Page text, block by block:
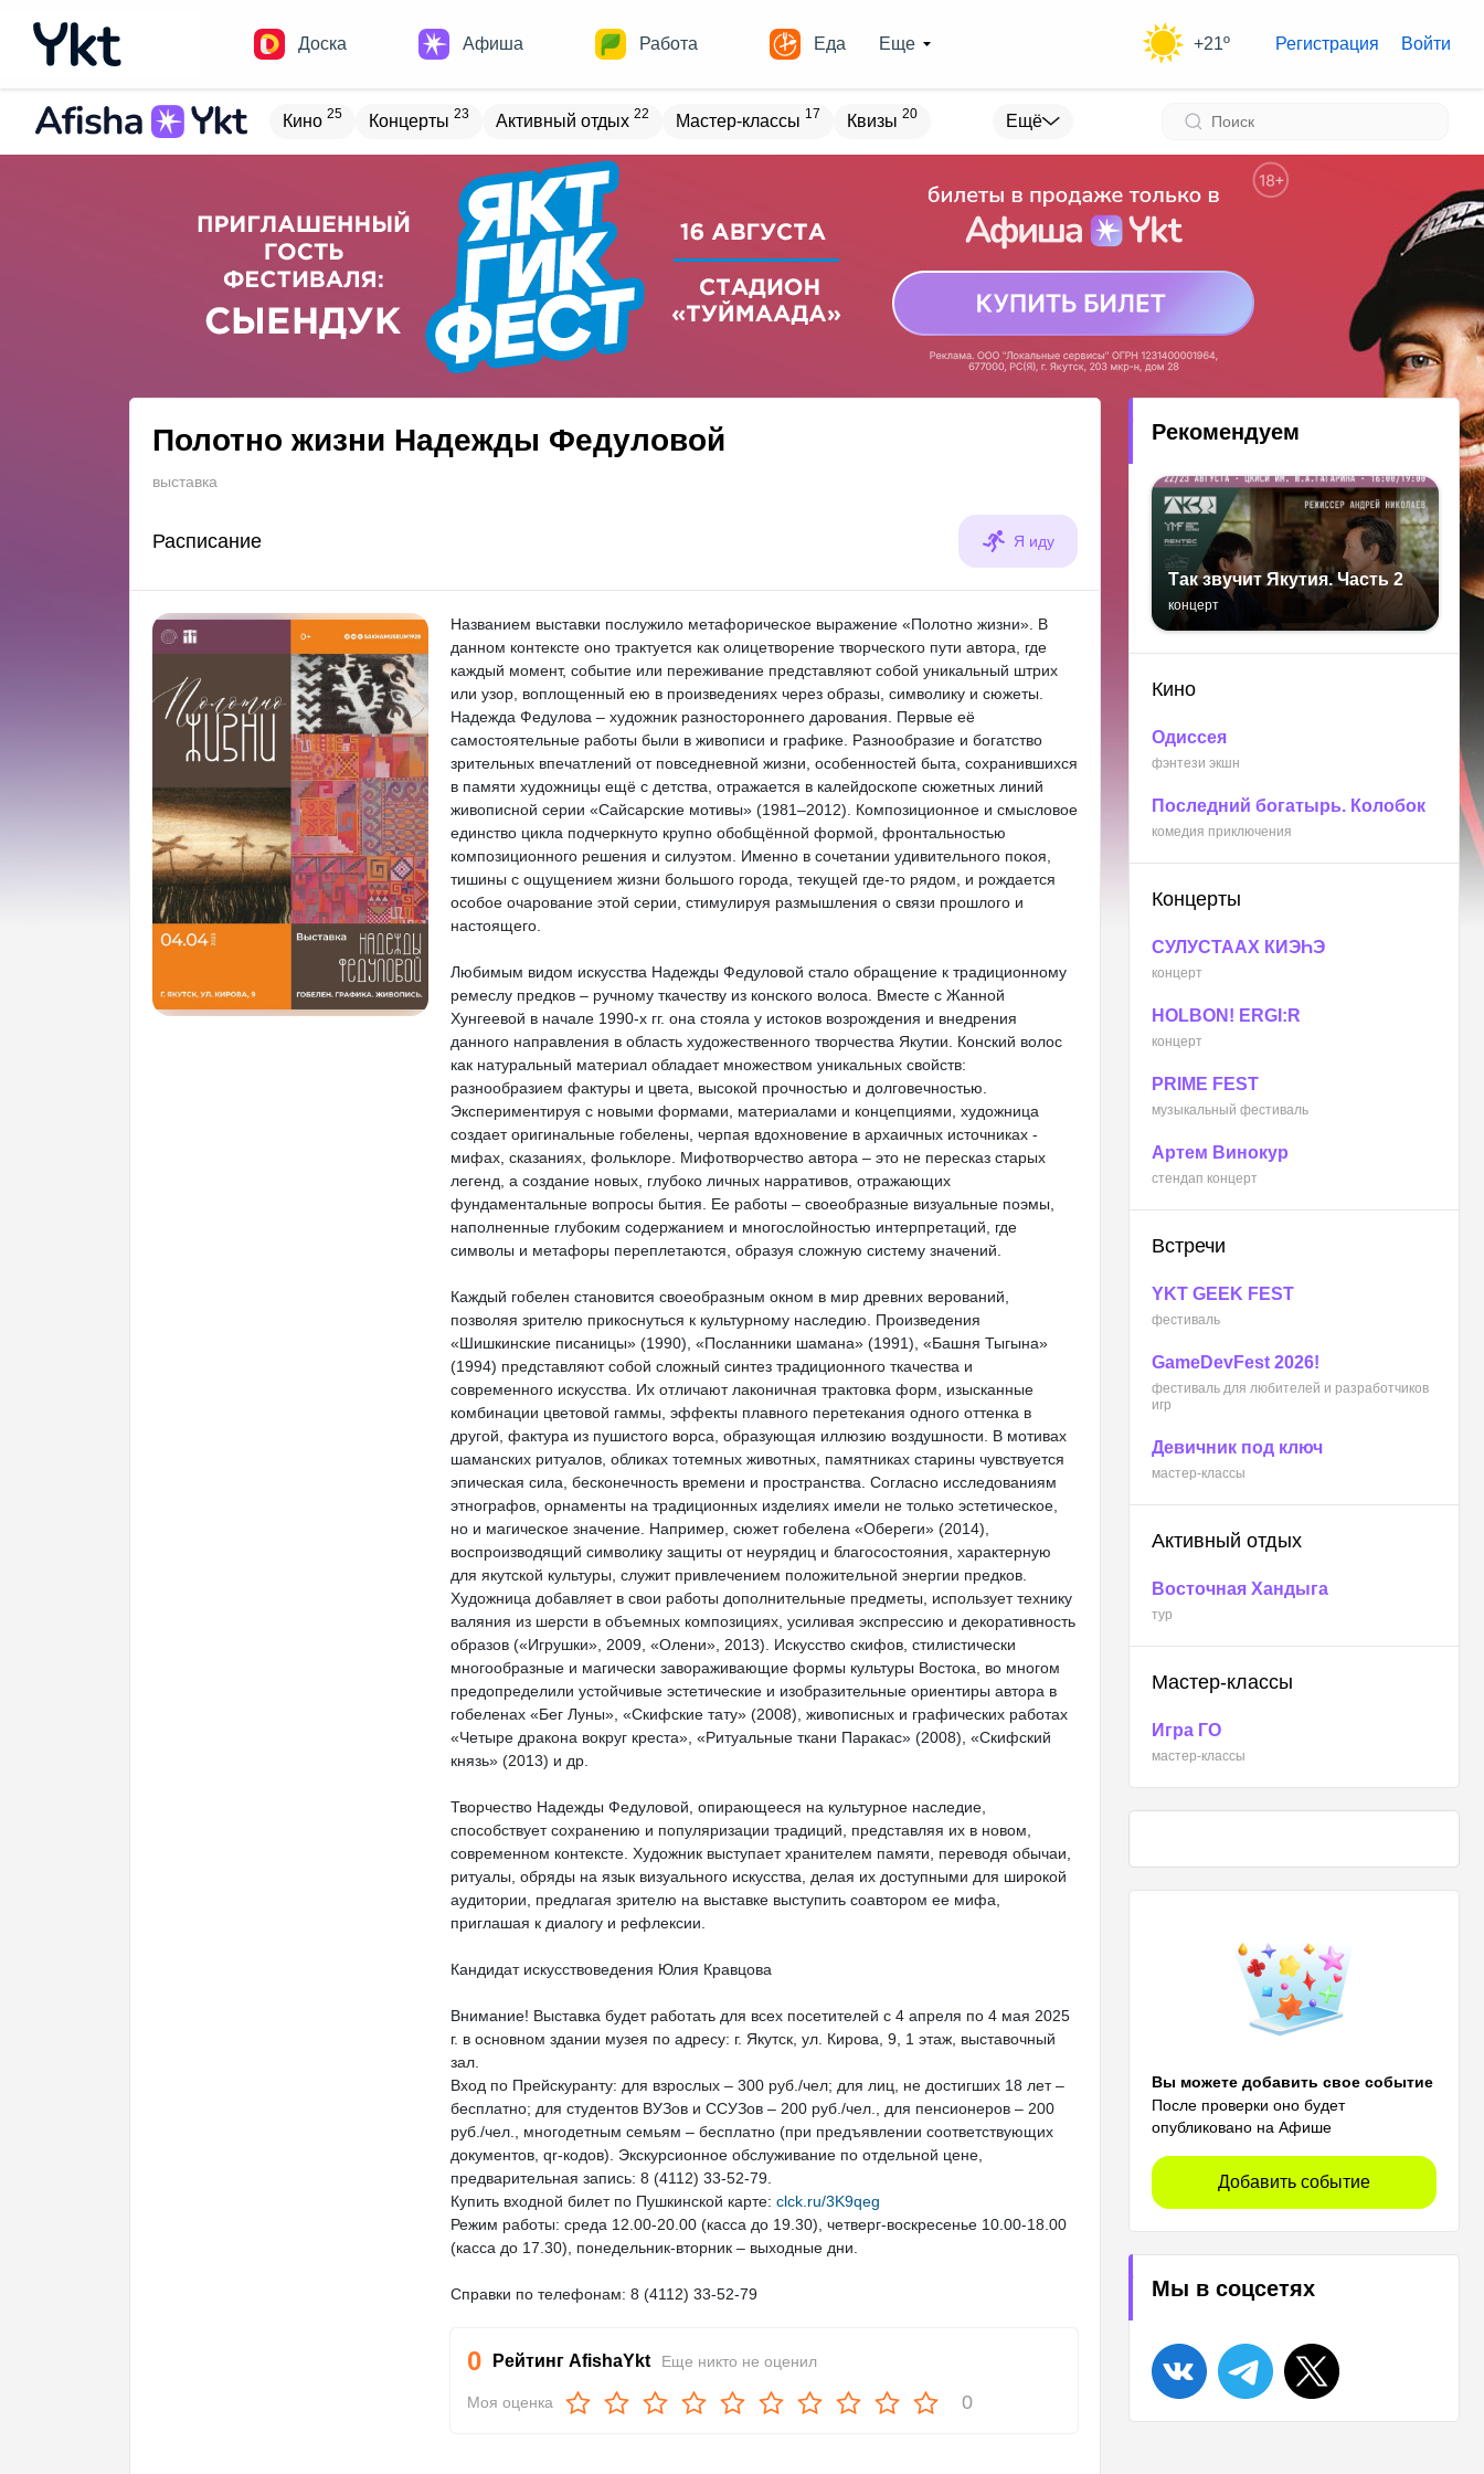
Доска Афиша Работа Еда
Домики Новостройки Места
Еще +21º Регистрация Войти
Кино 25 Концерты 23 Активный отдых 22 Мастер-классы 17 Квизы 20
Встречи Детям Вечеринки Спорт Выставки Театры
Обучение 4 Квесты 8 Зарубежное
Ещё
Полотно жизни Надежды Федуловой
выставка
Расписание Я иду
Названием выставки послужило метафорическое выражение «Полотно жизни». В
данном контексте оно трактуется как олицетворение творческого пути автора, где
каждый момент, событие или переживание представляют собой уникальный штрих
или узор, воплощенный ею в произведениях через образы, символику и сюжеты.
Надежда Федулова – художник разностороннего дарования. Первые её
самостоятельные работы были в живописи и графике. Разнообразие и богатство
зрительных впечатлений от повседневной жизни, особенностей быта, сохранившихся
в памяти художницы ещё с детства, отражается в калейдоскопе сюжетных линий
живописной серии «Сайсарские мотивы» (1981–2012). Композиционное и смысловое
единство цикла подчеркнуто крупно обобщённой формой, фронтальностью
композиционного решения и силуэтом. Именно в сочетании удивительного покоя,
тишины с ощущением жизни большого города, текущей где-то рядом, и рождается
особое очарование этой серии, стимулируя размышления о связи прошлого и
настоящего.
Любимым видом искусства Надежды Федуловой стало обращение к традиционному
ремеслу предков – ручному ткачеству из конского волоса. Вместе с Жанной
Хунгеевой в начале 1990-х гг. она стояла у истоков возрождения и внедрения
данного направления в область художественного творчества Якутии. Конский волос
как натуральный материал обладает множеством уникальных свойств:
разнообразием фактуры и цвета, высокой прочностью и долговечностью.
Экспериментируя с новыми формами, материалами и концепциями, художница
создает оригинальные гобелены, черпая вдохновение в архаичных источниках -
мифах, сказаниях, фольклоре. Мифотворчество автора – это не пересказ старых
легенд, а создание новых, глубоко личных нарративов, отражающих
фундаментальные вопросы бытия. Ее работы – своеобразные визуальные поэмы,
наполненные глубоким содержанием и многослойностью интерпретаций, где
символы и метафоры переплетаются, образуя сложную систему значений.
Каждый гобелен становится своеобразным окном в мир древних верований,
позволяя зрителю прикоснуться к культурному наследию. Произведения
«Шишкинские писаницы» (1990), «Посланники шамана» (1991), «Башня Тыгына»
(1994) представляют собой сложный синтез традиционного ткачества и
современного искусства. Их отличают лаконичная трактовка форм, изысканные
комбинации цветовой гаммы, эффекты плавного перетекания одного оттенка в
другой, фактура из пушистого ворса, образующая иллюзию воздушности. В мотивах
шаманских ритуалов, обликах тотемных животных, памятниках старины чувствуется
эпическая сила, бесконечность времени и пространства. Согласно исследованиям
этнографов, орнаменты на традиционных изделиях имели не только эстетическое,
но и магическое значение. Например, сюжет гобелена «Обереги» (2014),
воспроизводящий символику защиты от неурядиц и благосостояния, характерную
для якутской культуры, служит привлечением положительной энергии предков.
Художница добавляет в свои работы дополнительные предметы, использует технику
валяния из шерсти в объемных композициях, усиливая экспрессию и декоративность
образов («Игрушки», 2009, «Олени», 2013). Искусство скифов, стилистически
многообразные и магически завораживающие формы культуры Востока, во многом
предопределили устойчивые эстетические и изобразительные ориентиры автора в
гобеленах «Бег Луны», «Скифские тату» (2008), живописных и графических работах
«Четыре дракона вокруг креста», «Ритуальные ткани Паракас» (2008), «Скифский
князь» (2013) и др.
Творчество Надежды Федуловой, опирающееся на культурное наследие,
способствует сохранению и популяризации традиций, представляя их в новом,
современном контексте. Художник выступает хранителем памяти, переводя обычаи,
ритуалы, обряды на язык визуального искусства, делая их доступными для широкой
аудитории, предлагая зрителю на выставке выступить соавтором ее мифа,
приглашая к диалогу и рефлексии.
Кандидат искусствоведения Юлия Кравцова
Внимание! Выставка будет работать для всех посетителей с 4 апреля по 4 мая 2025
г. в основном здании музея по адресу: г. Якутск, ул. Кирова, 9, 1 этаж, выставочный
зал.
Вход по Прейскуранту: для взрослых – 300 руб./чел; для лиц, не достигших 18 лет –
бесплатно; для студентов ВУЗов и ССУЗов – 200 руб./чел., для пенсионеров – 200
руб./чел., многодетным семьям – бесплатно (при предъявлении соответствующих
документов, qr-кодов). Экскурсионное обслуживание по отдельной цене,
предварительная запись: 8 (4112) 33-52-79.
Купить входной билет по Пушкинской карте: clck.ru/3K9qeg
Режим работы: среда 12.00-20.00 (касса до 19.30), четверг-воскресенье 10.00-18.00
(касса до 17.30), понедельник-вторник – выходные дни.
Справки по телефонам: 8 (4112) 33-52-79
0 Рейтинг AfishaYkt Еще никто не оценил
Моя оценка 0
Рекомендуем
концерт
Так звучит Якутия. Часть 2
Кино
Одиссея
фэнтези экшн
Последний богатырь. Колобок
комедия приключения
Концерты
СУЛУСТААХ КИЭҺЭ
концерт
HOLBON! ERGI:R
концерт
PRIME FEST
музыкальный фестиваль
Артем Винокур
стендап концерт
Встречи
YKT GEEK FEST
фестиваль
GameDevFest 2026!
фестиваль для любителей и разработчиков
игр
Девичник под ключ
мастер-классы
Активный отдых
Восточная Хандыга
тур
Мастер-классы
Игра ГО
мастер-классы
Вы можете добавить свое событие
После проверки оно будет
опубликовано на Афише
Добавить событие
Мы в соцсетях